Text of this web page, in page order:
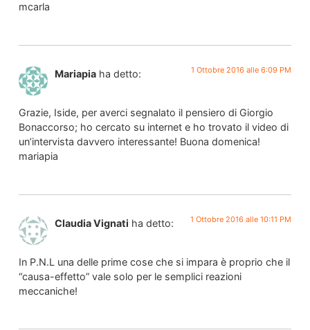
mcarla
Mariapia ha detto: 1 Ottobre 2016 alle 6:09 PM
Grazie, Iside, per averci segnalato il pensiero di Giorgio
Bonaccorso; ho cercato su internet e ho trovato il video di
un’intervista davvero interessante! Buona domenica!
mariapia
Claudia Vignati ha detto: 1 Ottobre 2016 alle 10:11 PM
In P.N.L una delle prime cose che si impara è proprio che il
“causa-effetto” vale solo per le semplici reazioni
meccaniche!